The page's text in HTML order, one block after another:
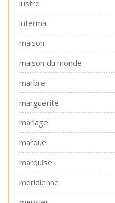
lustre
luterma
maison
maison du monde
marbre
marguerite
mariage
marque
marquise
meridienne